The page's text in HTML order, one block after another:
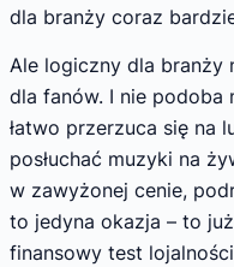
dla branży coraz
Ale logiczny dla branży
dla fanów. I nie
łatwo przerzuca się na
posłuchać muzyki na
w zawyżonej cenie,
to jedyna okazja – to
finansowy test